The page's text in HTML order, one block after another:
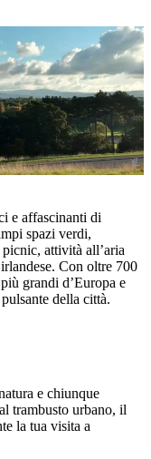
e affascinanti di
spazi verdi,
attività all’aria
Con oltre 700
grandi d’Europa e
della città.
e chiunque
trambusto urbano, il
la tua visita a